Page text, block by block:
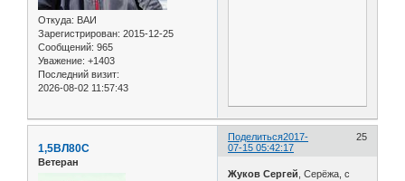
Откуда: ВАИ
Зарегистрирован: 2015-12-25
Сообщений: 965
Уважение: +1403
Последний визит:
2026-08-02 11:57:43
Поделиться 25
2017-
07-15 05:42:17
1,5ВЛ80С
Ветеран
Жуков Сергей , Серёжа, с